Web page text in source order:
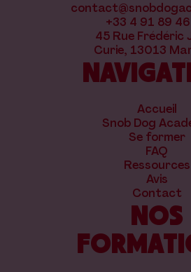
+33 4 91 89
45 Rue Frédéric
Curie, 13013
Accueil
Snob Dog
Se former
FAQ
Ressources
Avis
Contact
NOS